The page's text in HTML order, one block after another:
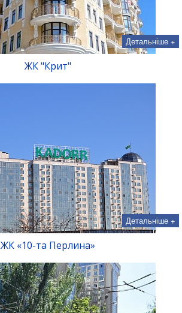
Детальніше +
ЖК "Крит"
Детальніше +
ЖК «10-та Перлина»